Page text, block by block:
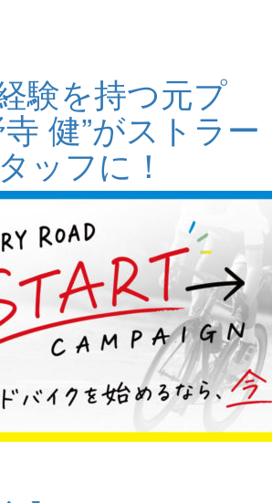
験を持つ元プ
健”がストラー
ッフに！